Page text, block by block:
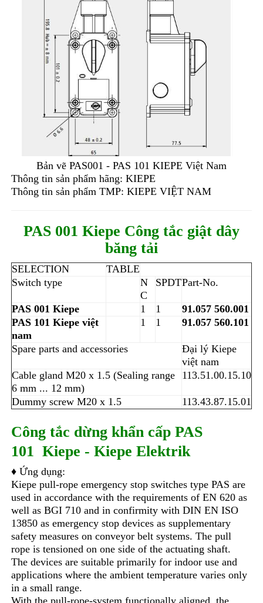
Bản vẽ PAS001 - PAS 101 KIEPE Việt Nam
Thông tin sản phẩm hãng: KIEPE
Thông tin sản phẩm TMP: KIEPE VIỆT NAM
PAS 001 Kiepe Công tắc giật dây
băng tải
SELECTION
TABLE
Switch type
N
C
SPDTPart-No.
PAS 001 Kiepe 1 1
91.057 560.001
PAS 101 Kiepe việt
nam
1 1 91.057 560.101
Spare parts and accessories
Đại lý Kiepe
việt nam
Cable gland M20 x 1.5 (Sealing range
6 mm ... 12 mm)
113.51.00.15.10
Dummy screw M20 x 1.5 113.43.87.15.01
Công tắc dừng khẩn cấp PAS
101 Kiepe - Kiepe Elektrik
♦ Ứng dụng:
Kiepe pull-rope emergency stop switches type PAS are
used in accordance with the requirements of EN 620 as
well as BGI 710 and in confirmity with DIN EN ISO
13850 as emergency stop devices as supplementary
safety measures on conveyor belt systems. The pull
rope is tensioned on one side of the actuating shaft.
The devices are suitable primarily for indoor use and
applications where the ambient temperature varies only
in a small range.